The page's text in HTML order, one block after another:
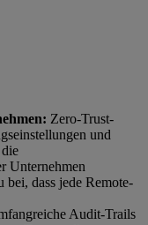
Zero-Trust-
und
Unternehmen
bei, dass jede Remote-
Audit-Trails